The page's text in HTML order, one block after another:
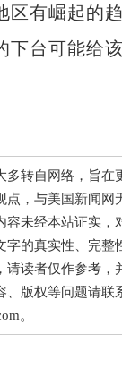
区有崛起的
下台可能给
转自网络，旨在
点，与美国新闻网
容未经本站证实，
字的真实性、完整
请读者仅作参考，
、版权等问题请联
。